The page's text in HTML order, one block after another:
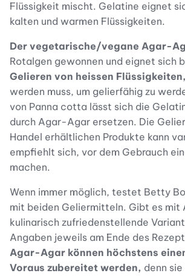
Flüssigkeit mischt. Gelatine eignet
kalten und warmen Flüssigkeiten.
Der vegetarische/vegane Agar-
Rotalgen gewonnen und eignet sich
Gelieren von heissen Flüssigkeiten,
werden muss, um gelierfähig zu
von Panna cotta lässt sich die
durch Agar-Agar ersetzen. Die
Handel erhältlichen Produkte kann
empfiehlt sich, vor dem Gebrauch
machen.
Wenn immer möglich, testet Betty
mit beiden Geliermitteln. Gibt es mit
kulinarisch zufriedenstellende
Angaben jeweils am Ende des
Agar-Agar können höchstens
Voraus zubereitet werden, denn